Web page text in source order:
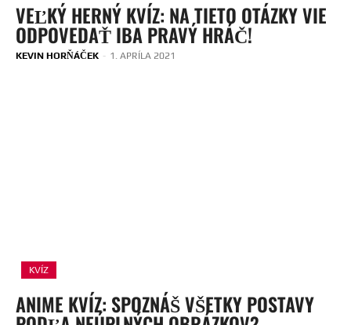
VEĽKÝ HERNÝ KVÍZ: NA TIETO OTÁZKY VIE
ODPOVEDAŤ IBA PRAVÝ HRÁČ!
KEVIN HORŇÁČEK - 1. APRÍLA 2021
KVÍZ
ANIME KVÍZ: SPOZNÁŠ VŠETKY POSTAVY